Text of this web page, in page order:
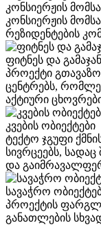
კონსიერჟის
კონსიერჟის
რეზიდენტების
ფიტნეს და
პროექტი
ცენტრებს,
აქტიური
კვების ობიექტები
ტექტო ჯგუფი
სივრცეებს,
და
სავაჭრო
პროექტის
განათლების